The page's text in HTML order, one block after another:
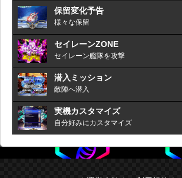
保留変化予告
様々な保留
セイレーンZONE
セイレーン艦隊を攻撃
潜入ミッション
敵陣へ潜入
実機カスタマイズ
自分好みにカスタマイズ